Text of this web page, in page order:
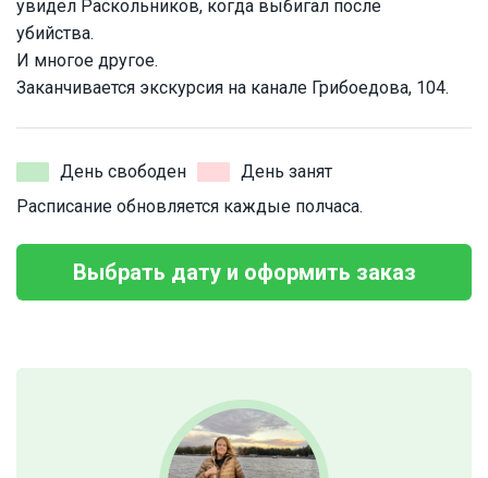
увидел Раскольников, когда выбигал после
убийства.
И многое другое.
Заканчивается экскурсия на канале Грибоедова, 104.
День свободен
День занят
Расписание обновляется каждые полчаса.
Выбрать дату и оформить заказ